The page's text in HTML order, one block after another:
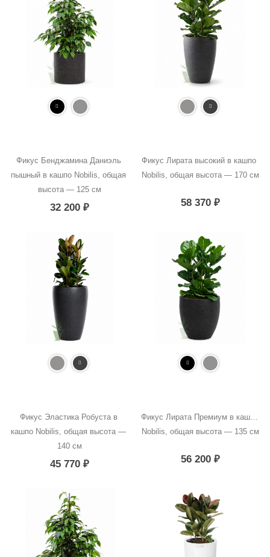
Фикус Бенджамина Даниэль
пышный в кашпо Nobilis, общая
высота — 125 см
32 200₽
Фикус Лирата высокий в кашпо
Nobilis, общая высота — 170 см
58 370 ₽
Фикус Эластика Робуста в
кашпо Nobilis, общая высота —
140 см
45 770₽
Фикус Лирата Премиум в кашпо
Nobilis, общая высота — 135 см
56 200 ₽